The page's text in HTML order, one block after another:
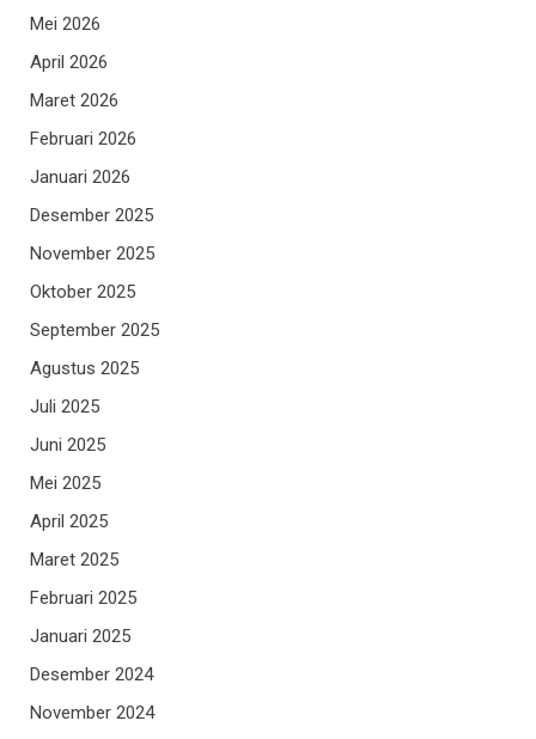
Mei 2026
April 2026
Maret 2026
Februari 2026
Januari 2026
Desember 2025
November 2025
Oktober 2025
September 2025
Agustus 2025
Juli 2025
Juni 2025
Mei 2025
April 2025
Maret 2025
Februari 2025
Januari 2025
Desember 2024
November 2024